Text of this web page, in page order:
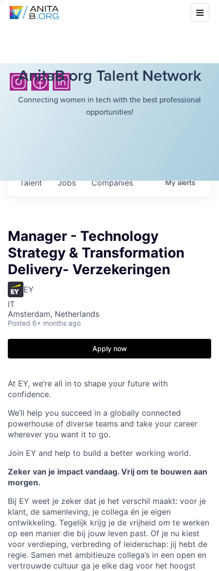
AnitaB.org Talent Network
Connecting women in tech with the best professional
opportunities!
Jobs Companies
Talent Myalerts
Manager - Technology
Strategy & Transformation
Delivery- Verzekeringen
EY
IT
Amsterdam, Netherlands
Posted 6+ months ago
Apply now
At EY, we’re all in to shape your future with
confidence.
We’ll help you succeed in a globally connected
powerhouse of diverse teams and take your career
wherever you want it to go.
Join EY and help to build a better working world.
Zeker van je impact vandaag. Vrij om te bouwen aan
morgen.
Bij EY weet je zeker dat je het verschil maakt: voor je
klant, de samenleving, je collega én je eigen
ontwikkeling. Tegelijk krijg je de vrijheid om te werken
op een manier die bij jouw leven past. Of je nu kiest
voor verdieping, verbreding of leiderschap: jij hebt de
regie. Samen met ambitieuze collega’s in een open en
vertrouwde cultuur ga je elke dag voor het hoogst